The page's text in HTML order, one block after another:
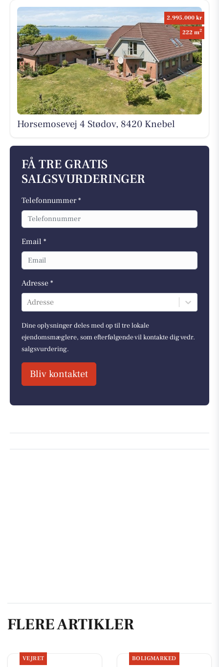
2.995.000 kr
222 m2
Horsemosevej 4 Stødov, 8420 Knebel
FÅ TRE GRATIS
SALGSVURDERINGER
Telefonnummer *
Email *
Adresse *
Adresse
Dine oplysninger deles med op til tre lokale
ejendomsmæglere, som efterfølgende vil kontakte dig vedr.
salgsvurdering.
Bliv kontaktet
FLERE ARTIKLER
VEJRET BOLIGMARKED